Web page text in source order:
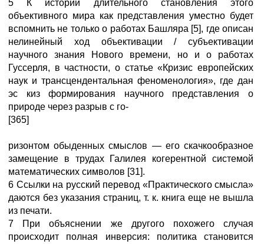
5 К истории длительного становления этого
объективного мира как представления уместно будет
вспомнить не только о работах Башляра [5], где описан
нелинейный ход объективации / субъективации
научного знания Нового времени, но и о работах
Гуссерля, в частности, о статье «Кризис европейских
наук и трансцендентальная феноменология», где дан
эс киз формирования научного представления о
природе через разрыв с го-
[365]
ризонтом обыденных смыслов — его скачкообразное
замещение в трудах Галилея когерентной системой
математических символов [31].
6 Ссылки на русский перевод «Практического смысла»
даются без указания страниц, т. к. книга еще не вышла
из печати.
7 При объяснении же другого похожего случая
происходит полная инверсия: политика становится